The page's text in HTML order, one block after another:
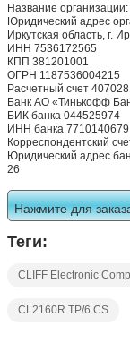
Название
Юридический адрес
Иркутская область, г.
ИНН 7536172565
КПП 381201001
ОГРН 1187536004215
Расчетный счет
Банк АО «Тинькофф
БИК банка 044525974
ИНН банка 7710140679
Корреспондентский
Юридический адрес
26
Нажмите для
Теги:
CLIFF Electronic
CL2160R TP/6 CS